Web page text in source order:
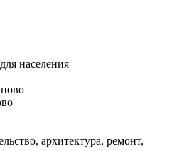
населения
архитектура, ремонт,